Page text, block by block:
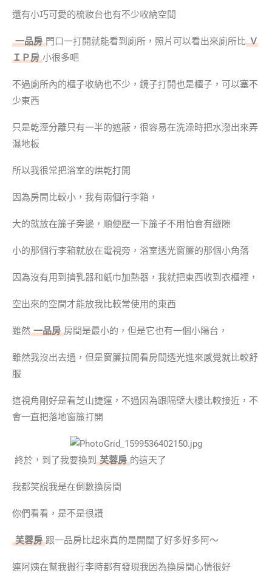
還有小巧可愛的梳妝台也有不少收納空間
一品房 門口一打開就能看到廁所，照片可以看出來廁所比 Ｖ
ＩＰ房 小很多吧
不過廁所內的櫃子收納也不少，鏡子打開也是櫃子，可以塞不
少東西
只是乾溼分離只有一半的遮蔽，很容易在洗澡時把水潑出來弄
濕地板
所以我很常把浴室的烘乾打開
因為房間比較小，我有兩個行李箱，
大的就放在簾子旁邊，順便壓一下簾子不用怕會有縫隙
小的那個行李箱就放在電視旁，浴室透光窗簾的那個小角落
因為沒有用到擠乳器和紙巾加熱器，我就把東西收到衣櫃裡，
空出來的空間才能放我比較常使用的東西
雖然 一品房 房間是最小的，但是它也有一個小陽台，
雖然我沒出去過，但是窗簾拉開看房間透光進來感覺就比較舒
服
這視角剛好是看芝山捷運，不過因為跟隔壁大樓比較接近，不
會一直把落地窗簾打開
終於，到了我要換到 芙蓉房 的這天了
我都笑說我是在倒數換房間
你們看看，是不是很讚
芙蓉房 跟一品房比起來真的是開闊了好多好多阿～
連阿姨在幫我搬行李時都有發現我因為換房間心情很好